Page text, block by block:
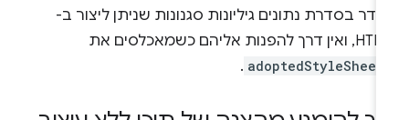
בסדרת נתונים גיליונות סגנונות שניתן ליצור ב-
.